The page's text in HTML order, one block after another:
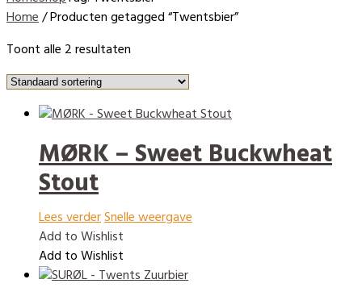
Home/ Producten getagged “Twentsbier”
Toont alle 2 resultaten
MØRK – Sweet Buckwheat
Stout
Lees verderSnelle weergave
Add to Wishlist
Add to Wishlist